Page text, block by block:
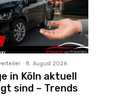
- 8. August 2026
in Köln aktuell
sind – Trends